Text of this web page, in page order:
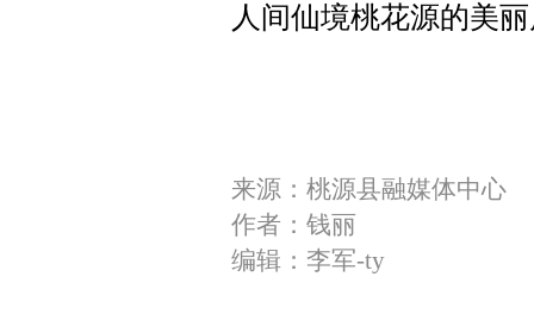
人间仙境桃花源的美
来源：桃源县融媒体中心
作者：钱丽
编辑：李军-ty